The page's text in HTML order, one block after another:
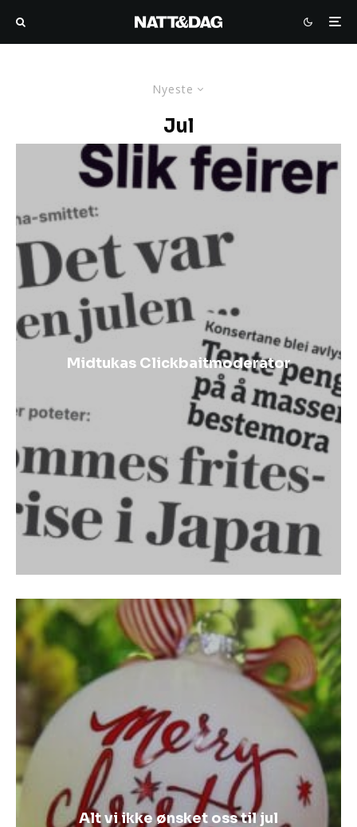
Nyeste
Jul
Midtukas Clickbaitmoderator
Alt vi ikke ønsket oss til jul